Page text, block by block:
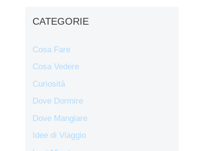
CATEGORIE
Cosa Fare
Cosa Vedere
Curiosità
Dove Dormire
Dove Mangiare
Idee di Viaggio